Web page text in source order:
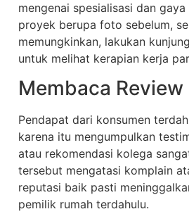
mengenai spesialisasi dan
proyek berupa foto sebelum,
memungkinkan, lakukan
untuk melihat kerapian kerja
Membaca
Pendapat dari konsumen
karena itu mengumpulkan
atau rekomendasi kolega
tersebut mengatasi komplain
reputasi baik pasti
pemilik rumah terdahulu.